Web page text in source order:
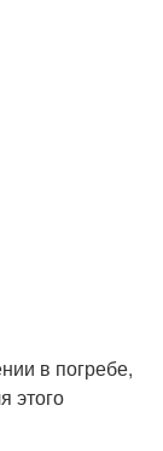
в погребе,
этого